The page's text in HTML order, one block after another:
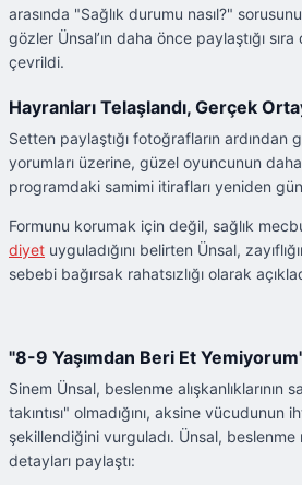
arasında "Sağlık durumu nasıl?"
gözler Ünsal’ın daha önce paylaştığı
çevrildi.
Hayranları Telaşlandı, Gerçek
Setten paylaştığı fotoğrafların ardından
yorumları üzerine, güzel oyuncunun daha
programdaki samimi itirafları yeniden
Formunu korumak için değil, sağlık
diyet uyguladığını belirten Ünsal,
sebebi bağırsak rahatsızlığı olarak
"8-9 Yaşımdan Beri Et
Sinem Ünsal, beslenme alışkanlıklarının
takıntısı" olmadığını, aksine vücudunun
şekillendiğini vurguladı. Ünsal, beslenme
detayları paylaştı: